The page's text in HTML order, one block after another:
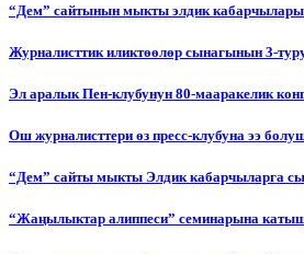
“Дем” сайтынын мыкты элдик
Журналисттик иликтөөлөр сынагынын 3-
Эл аралык Пен-клубунун 80-мааракелик
Ош журналисттери өз пресс-клубуна ээ
“Дем” сайты мыкты Элдик кабарчыларга
“Жаңылыктар алиппеси” семинарына